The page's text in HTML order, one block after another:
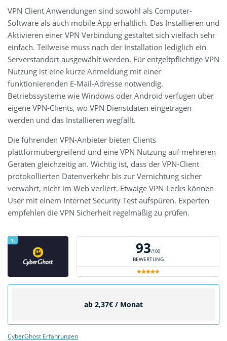
VPN Client Anwendungen sind sowohl als Computer-
Software als auch mobile App erhältlich. Das Installieren und
Aktivieren einer VPN Verbindung gestaltet sich vielfach sehr
einfach. Teilweise muss nach der Installation lediglich ein
Serverstandort ausgewählt werden. Für entgeltpflichtige VPN
Nutzung ist eine kurze Anmeldung mit einer
funktionierenden E-Mail-Adresse notwendig.
Betriebssysteme wie Windows oder Android verfügen über
eigene VPN-Clients, wo VPN Dienstdaten eingetragen
werden und das Installieren wegfällt.
Die führenden VPN-Anbieter bieten Clients
plattformübergreifend und eine VPN Nutzung auf mehreren
Geräten gleichzeitig an. Wichtig ist, dass der VPN-Client
protokollierten Datenverkehr bis zur Vernichtung sicher
verwahrt, nicht im Web verliert. Etwaige VPN-Lecks können
User mit einem Internet Security Test aufspüren. Experten
empfehlen die VPN Sicherheit regelmäßig zu prüfen.
1. 93/100
BEWERTUNG
ab 2,37€ / Monat
CyberGhost Erfahrungen